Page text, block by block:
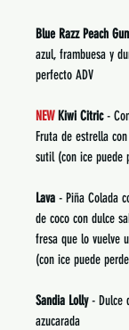
Blue Razz Peach
azul, frambuesa y
perfecto ADV
NEWKiwi Citric-
Fruta de estrella
sutil (con ice puede
Lava - Piña Colada
de coco con dulce
fresa que lo vuelve
(con ice puede
Sandia Lolly- Dulce
azucarada